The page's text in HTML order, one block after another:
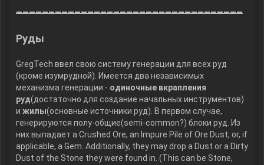
___________________________________
Руды
GregTech ввел свою систему генерации для всех руд
(кроме изумрудной). Имеется два независимых
механизма генерации - одиночные вкрапления
руд(достаточно для создание начальных инструментов)
и жилы(основные источники руд). В первом случае,
генерируются полу-общие(semi-common?) блоки руд. Из
них выпадает a Crushed Ore, an Impure Pile of Ore Dust, or, if
applicable, a Gem. Additionally, they may drop a Dust or a Dirty
Dust of the Stone they were found in. (This can be Stone,